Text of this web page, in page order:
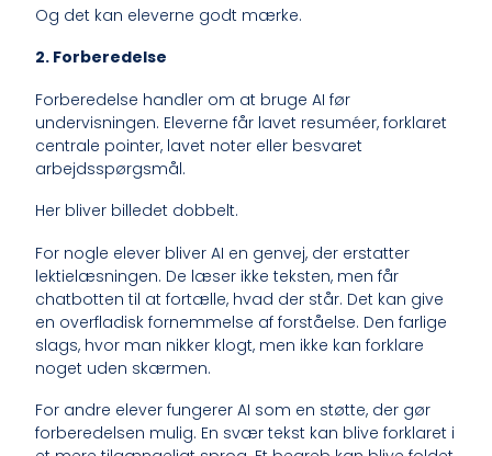
Og det kan eleverne godt mærke.
2. Forberedelse
Forberedelse handler om at bruge AI før
undervisningen. Eleverne får lavet resuméer, forklaret
centrale pointer, lavet noter eller besvaret
arbejdsspørgsmål.
Her bliver billedet dobbelt.
For nogle elever bliver AI en genvej, der erstatter
lektielæsningen. De læser ikke teksten, men får
chatbotten til at fortælle, hvad der står. Det kan give
en overfladisk fornemmelse af forståelse. Den farlige
slags, hvor man nikker klogt, men ikke kan forklare
noget uden skærmen.
For andre elever fungerer AI som en støtte, der gør
forberedelsen mulig. En svær tekst kan blive forklaret i